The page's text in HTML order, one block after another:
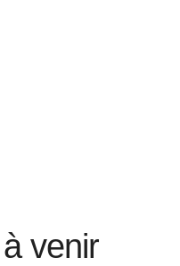
venir